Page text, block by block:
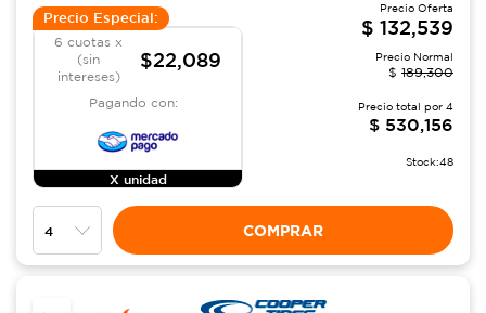
Precio Especial:
6 cuotas x
(sin
intereses)
$22,089
Pagando con:
X unidad
Precio Oferta
$ 132,539
Precio Normal
$ 189,300
Precio total por 4
$ 530,156
Stock:48
COMPRAR